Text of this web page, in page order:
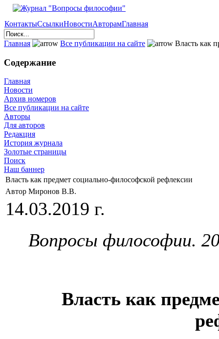
КонтактыСсылкиНовостиАвторамГлавная
Главная Все публикации на сайте Власть как
Содержание
Главная
Новости
Архив номеров
Все публикации на сайте
Авторы
Для авторов
Редакция
История журнала
Золотые страницы
Поиск
Наш баннер
Власть как предмет социально-философской рефлексии
Автор Миронов В.В.
14.03.2019 г.
Вопросы философии.
Власть как